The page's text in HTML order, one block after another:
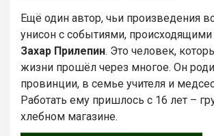
Ещё один автор, чьи произведения
унисон с событиями,
Захар Прилепин. Это человек,
жизни прошёл через многое. Он
провинции, в семье учителя и
Работать ему пришлось с 16 лет –
хлебном магазине.